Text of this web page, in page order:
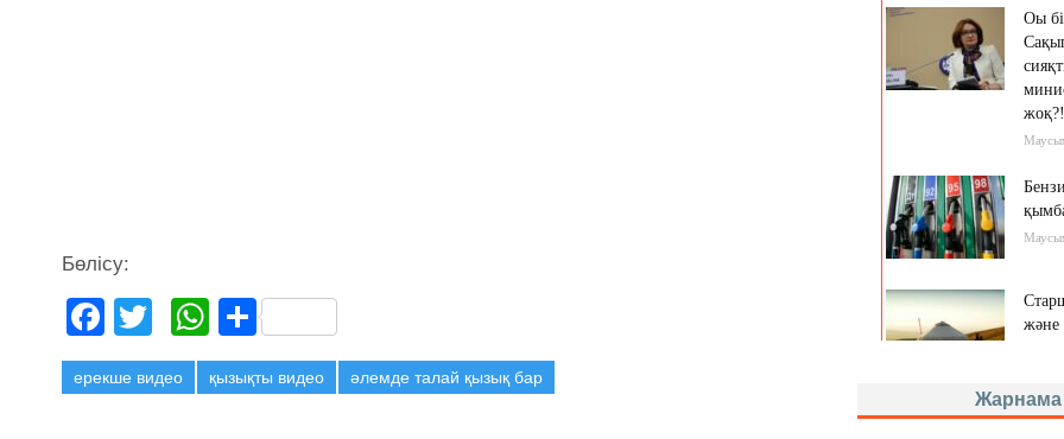
Бөлісу:
Facebook
TwitterWhatsApp
Share
ерекше видео қызықты видео әлемде талай қызық бар
Жарнама